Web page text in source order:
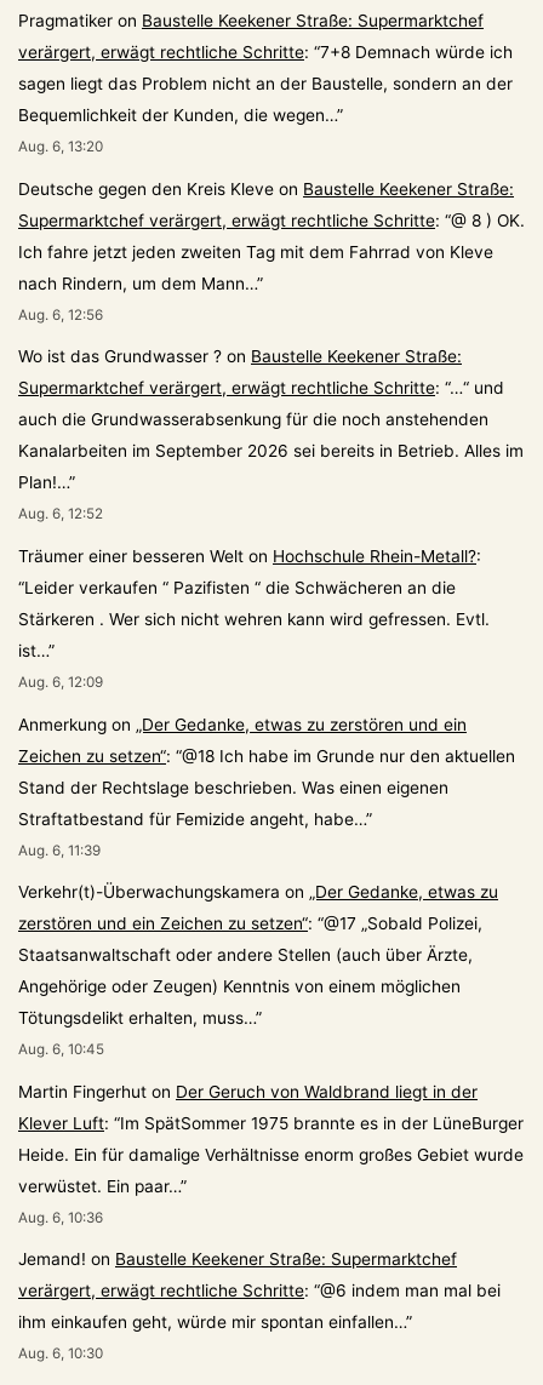
Pragmatiker on Baustelle Keekener Straße: Supermarktchef
verärgert, erwägt rechtliche Schritte: “7+8 Demnach würde ich
sagen liegt das Problem nicht an der Baustelle, sondern an der
Bequemlichkeit der Kunden, die wegen…”
Aug. 6, 13:20
Deutsche gegen den Kreis Kleve on Baustelle Keekener Straße:
Supermarktchef verärgert, erwägt rechtliche Schritte: “@ 8 ) OK.
Ich fahre jetzt jeden zweiten Tag mit dem Fahrrad von Kleve
nach Rindern, um dem Mann…”
Aug. 6, 12:56
Wo ist das Grundwasser ? on Baustelle Keekener Straße:
Supermarktchef verärgert, erwägt rechtliche Schritte: “…“ und
auch die Grundwasserabsenkung für die noch anstehenden
Kanalarbeiten im September 2026 sei bereits in Betrieb. Alles im
Plan!…”
Aug. 6, 12:52
Träumer einer besseren Welt on Hochschule Rhein-Metall?:
“Leider verkaufen “ Pazifisten “ die Schwächeren an die
Stärkeren . Wer sich nicht wehren kann wird gefressen. Evtl.
ist…”
Aug. 6, 12:09
Anmerkung on „Der Gedanke, etwas zu zerstören und ein
Zeichen zu setzen“: “@18 Ich habe im Grunde nur den aktuellen
Stand der Rechtslage beschrieben. Was einen eigenen
Straftatbestand für Femizide angeht, habe…”
Aug. 6, 11:39
Verkehr(t)-Überwachungskamera on „Der Gedanke, etwas zu
zerstören und ein Zeichen zu setzen“: “@17 „Sobald Polizei,
Staatsanwaltschaft oder andere Stellen (auch über Ärzte,
Angehörige oder Zeugen) Kenntnis von einem möglichen
Tötungsdelikt erhalten, muss…”
Aug. 6, 10:45
Martin Fingerhut on Der Geruch von Waldbrand liegt in der
Klever Luft: “Im SpätSommer 1975 brannte es in der LüneBurger
Heide. Ein für damalige Verhältnisse enorm großes Gebiet wurde
verwüstet. Ein paar…”
Aug. 6, 10:36
Jemand! on Baustelle Keekener Straße: Supermarktchef
verärgert, erwägt rechtliche Schritte: “@6 indem man mal bei
ihm einkaufen geht, würde mir spontan einfallen…”
Aug. 6, 10:30